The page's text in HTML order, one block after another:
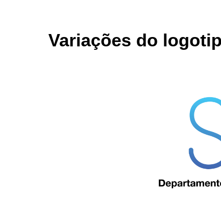
Variações do